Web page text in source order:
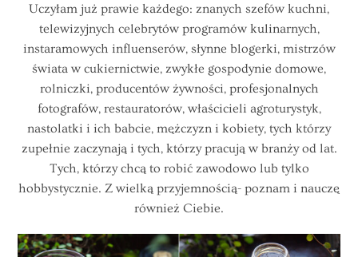
Uczyłam już prawie każdego: znanych szefów kuchni,
telewizyjnych celebrytów programów kulinarnych,
instaramowych influenserów, słynne blogerki, mistrzów
świata w cukiernictwie, zwykłe gospodynie domowe,
rolniczki, producentów żywności, profesjonalnych
fotografów, restauratorów, właścicieli agroturystyk,
nastolatki i ich babcie, mężczyzn i kobiety, tych którzy
zupełnie zaczynają i tych, którzy pracują w branży od lat.
Tych, którzy chcą to robić zawodowo lub tylko
hobbystycznie. Z wielką przyjemnością- poznam i nauczę
również Ciebie.